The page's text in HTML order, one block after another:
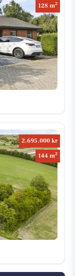
128 m2
2.695.000 kr
144 m2